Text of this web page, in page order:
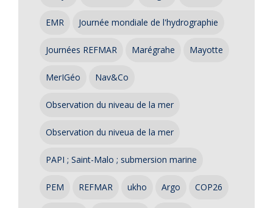
EMR Journée mondiale de l'hydrographie
Journées REFMAR Marégrahe Mayotte
MerIGéo Nav&Co
Observation du niveau de la mer
Observation du niveua de la mer
PAPI ; Saint-Malo ; submersion marine
PEM REFMAR ukho Argo COP26